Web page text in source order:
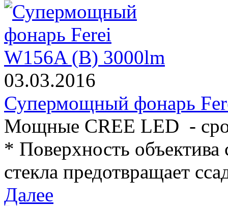
03.03.2016
Супермощный фонарь
Мощные CREE LED -
* Поверхность
стекла предотвращает
Далее